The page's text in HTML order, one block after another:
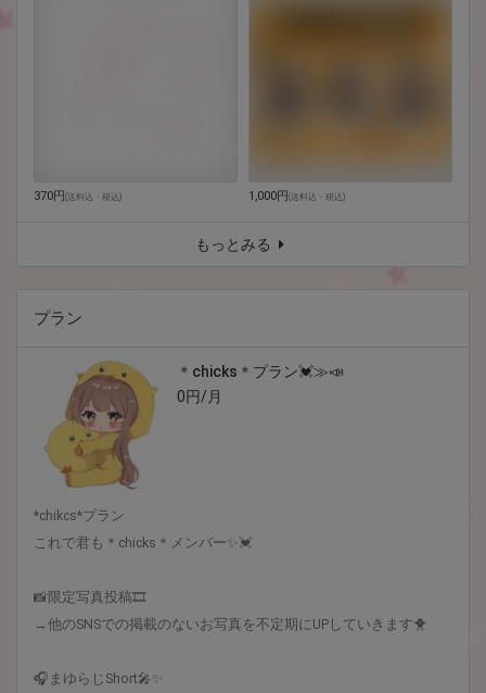
370円(送料込・税込) 1,000円(送料込・税込)
もっとみる
プラン
＊chicks＊プラン💓≫📣
0円/月
*chikcs*プラン
これで君も＊chicks＊メンバー✨💓
📸限定写真投稿🎞
→他のSNSでの掲載のないお写真を不定期にUPしていきます🐥
🎧まゆらじShort🎤✨